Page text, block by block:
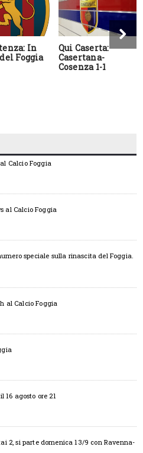
In
Foggia
Qui Caserta:
Casertana-
Cosenza 1-1
Calcio Foggia
al Calcio Foggia
speciale sulla rinascita del Foggia.
al Calcio Foggia
agosto ore 21
2, si parte domenica 13/9 con Ravenna-